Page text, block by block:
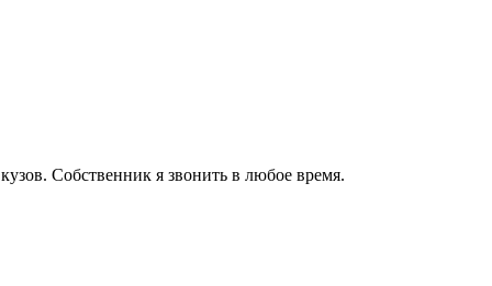
Собственник я звонить в любое время.